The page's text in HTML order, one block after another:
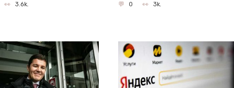
3.6k. 0 3k.